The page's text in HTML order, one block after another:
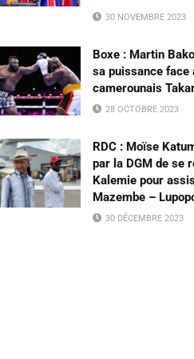
30 NOVEMBRE 2023
Boxe : Martin
sa puissance face
camerounais
28 OCTOBRE 2023
RDC : Moïse
par la DGM de se
Kalemie pour
Mazembe –
30 DÉCEMBRE 2023